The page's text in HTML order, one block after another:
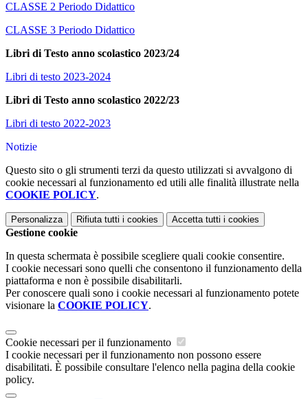
CLASSE 2 Periodo Didattico
CLASSE 3 Periodo Didattico
Libri di Testo anno scolastico 2023/24
Libri di testo 2023-2024
Libri di Testo anno scolastico 2022/23
Libri di testo 2022-2023
Notizie
Questo sito o gli strumenti terzi da questo utilizzati si avvalgono di
cookie necessari al funzionamento ed utili alle finalità illustrate nella
COOKIE POLICY.
Personalizza Rifiuta tutti i cookies Accetta tutti i cookies
Gestione cookie
In questa schermata è possibile scegliere quali cookie consentire.
I cookie necessari sono quelli che consentono il funzionamento della
piattaforma e non è possibile disabilitarli.
Per conoscere quali sono i cookie necessari al funzionamento potete
visionare la COOKIE POLICY.
Cookie necessari per il funzionamento
I cookie necessari per il funzionamento non possono essere
disabilitati. È possibile consultare l'elenco nella pagina della cookie
policy.